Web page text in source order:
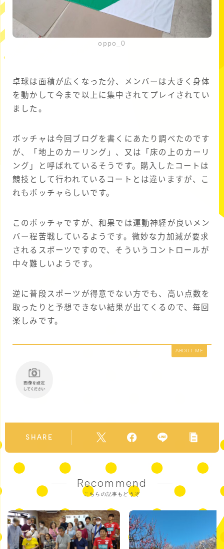
oppo_0
卓球は面積が広くなった分、メンバーは大きく身体
を動かして今まで以上に集中されてプレイされてい
ました。
ボッチャは今回ブログを書くにあたり調べたのです
が、「地上のカーリング」、又は「床の上のカーリ
ング」と呼ばれているそうです。購入したコートは
競技として行われているコートとは違いますが、こ
れもボッチャらしいです。
このボッチャですが、和果では運動神経が良いメン
バー程苦戦しているようです。微妙な力加減が要求
されるスポーツですので、そういうコントロールが
中々難しいようです。
逆に普段スポーツが得意でない方でも、高い点数を
取ったりと予想できない結果が出てくるので、毎回
楽しみです。
ABOUT ME
SHARE
Recommend
こちらの記事もどうぞ